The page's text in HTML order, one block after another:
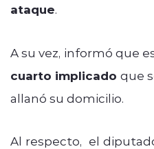
ataque.
A su vez, informó que
cuarto implicado que
allanó su domicilio.
Al respecto, el